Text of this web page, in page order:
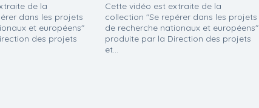
de la
dans les projets
et européens"
des projets
Cette vidéo est extraite de la
collection "Se repérer dans les projets
de recherche nationaux et européens"
produite par la Direction des projets
et...